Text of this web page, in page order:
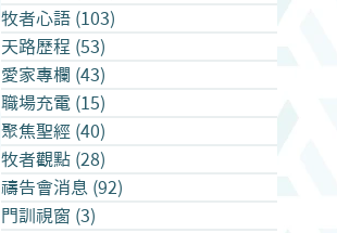
牧者心語 (103)
天路歷程 (53)
愛家專欄 (43)
職場充電 (15)
聚焦聖經 (40)
牧者觀點 (28)
禱告會消息 (92)
門訓視窗 (3)